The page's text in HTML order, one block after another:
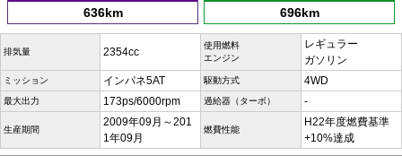
636km 696km
排気量 2354cc
使用燃料
エンジン
レギュラー
ガソリン
ミッション インパネ5AT 駆動方式 4WD
最大出力 173ps/6000rpm 過給器（ターボ） -
生産期間
2009年09月～201
1年09月
燃費性能
H22年度燃費基準
+10%達成